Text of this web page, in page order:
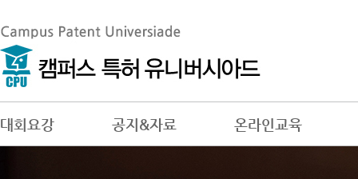
대회요강 공지&자료 온라인교육